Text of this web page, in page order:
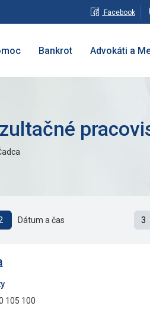
Facebook
Bankrot Advokáti a
Dátum a čas 3
105 100